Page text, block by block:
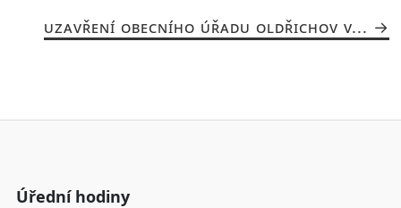
UZAVŘENÍ OBECNÍHO ÚŘADU OLDŘICHOV V...
Úřední hodiny